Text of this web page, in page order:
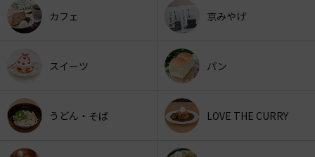
カフェ 京みやげ
スイーツ パン
うどん・そば LOVE THE CURRY